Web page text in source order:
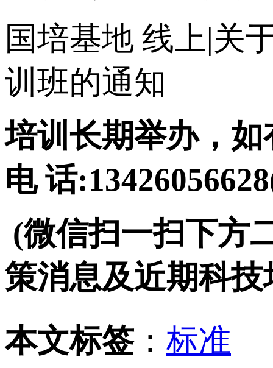
国培基地 线上|关
训班的通知
培训长期举办，
电 话
(微信扫一扫下方
策消息及近期科
本文标签： 标准